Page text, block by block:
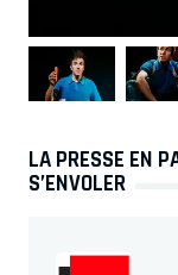
LA PRESSE EN
S’ENVOLER